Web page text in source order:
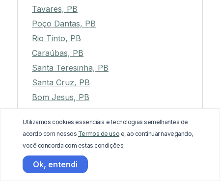
Tavares, PB
Poço Dantas, PB
Rio Tinto, PB
Caraúbas, PB
Santa Teresinha, PB
Santa Cruz, PB
Bom Jesus, PB
Alagoa Grande, PB
Fagundes, PB
São Bentinho, PB
Água Branca, PB
Utilizamos cookies essenciais e tecnologias semelhantes de
acordo com nossos Termos de uso e, ao continuar navegando,
você concorda com estas condições.
Ok, entendi